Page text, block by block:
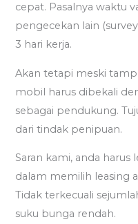
cepat. Pasalnya waktu
pengecekan lain
3 hari kerja.
Akan tetapi meski
mobil harus dibekali
sebagai pendukung.
dari tindak penipuan.
Saran kami, anda
dalam memilih leasing
Tidak terkecuali
suku bunga rendah.